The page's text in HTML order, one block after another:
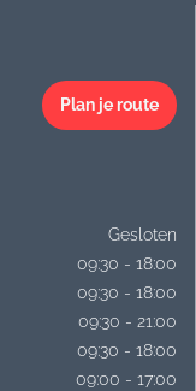
Plan je route
Gesloten
09:30 - 18:00
09:30 - 18:00
09:30 - 21:00
09:30 - 18:00
09:00 - 17:00